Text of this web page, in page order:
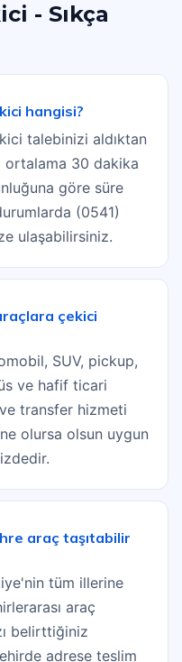
- Sıkça
hangisi?
talebinizi aldıktan
ortalama 30 dakika
göre süre
(0541)
ulaşabilirsiniz.
çekici
SUV, pickup,
ve hafif ticari
transfer hizmeti
olursa olsun uygun
araç taşıtabilir
tüm illerine
araç
belirttiğiniz
adrese teslim